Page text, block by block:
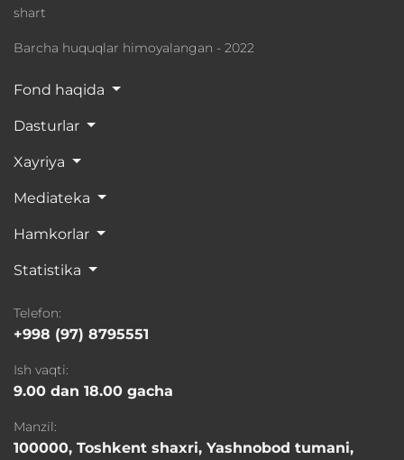
shart
Barcha huquqlar himoyalangan - 2022
Fond haqida
Dasturlar
Xayriya
Mediateka
Hamkorlar
Statistika
Telefon:
+998 (97) 8795551
Ish vaqti:
9.00 dan 18.00 gacha
Manzil:
100000, Toshkent shaxri, Yashnobod tumani,